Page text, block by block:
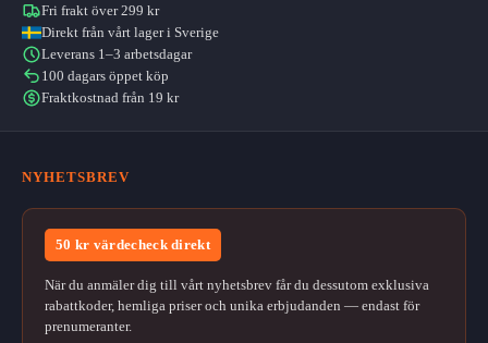
Fri frakt över 299 kr
Direkt från vårt lager i Sverige
Leverans 1–3 arbetsdagar
100 dagars öppet köp
Fraktkostnad från 19 kr
NYHETSBREV
50 kr värdecheck direkt
När du anmäler dig till vårt nyhetsbrev får du dessutom exklusiva
rabattkoder, hemliga priser och unika erbjudanden — endast för
prenumeranter.